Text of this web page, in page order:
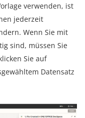
verwenden, ist
jederzeit
Wenn Sie mit
sind, müssen Sie
Sie auf
Datensatz